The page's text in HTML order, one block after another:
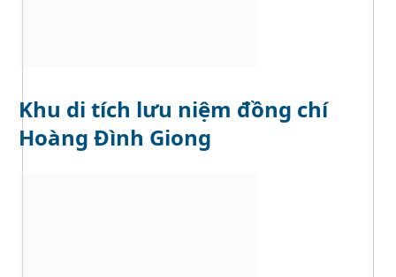
Khu di tích lưu niệm đồng chí
Hoàng Đình Giong